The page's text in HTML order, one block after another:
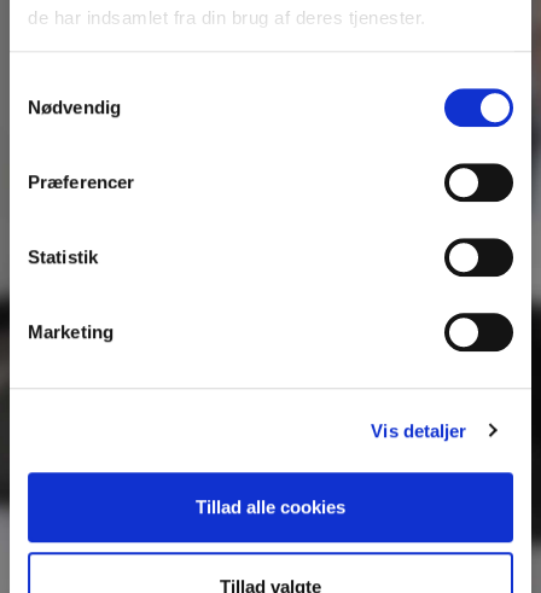
de har indsamlet fra din brug af deres tjenester.
Nødvendig
Præferencer
Statistik
Marketing
Vis detaljer
Tillad alle cookies
Tillad valgte